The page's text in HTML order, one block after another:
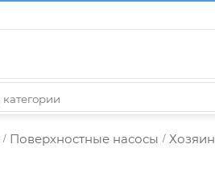
/ Поверхностные насосы / Хозяин